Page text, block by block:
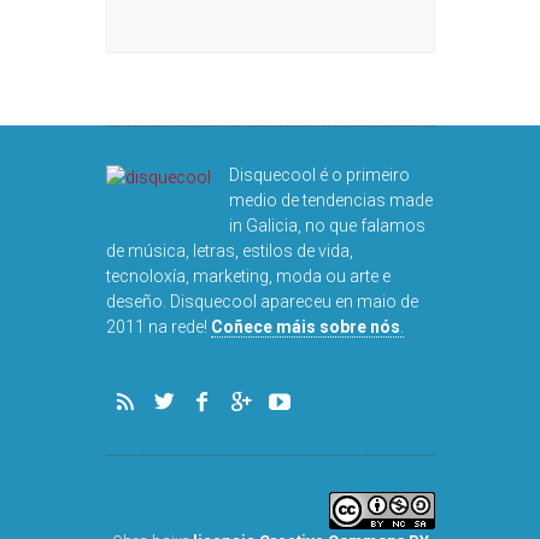
Disquecool é o primeiro
medio de tendencias made
in Galicia, no que falamos
de música, letras, estilos de vida,
tecnoloxía, marketing, moda ou arte e
deseño. Disquecool apareceu en maio de
2011 na rede! Coñece máis sobre nós